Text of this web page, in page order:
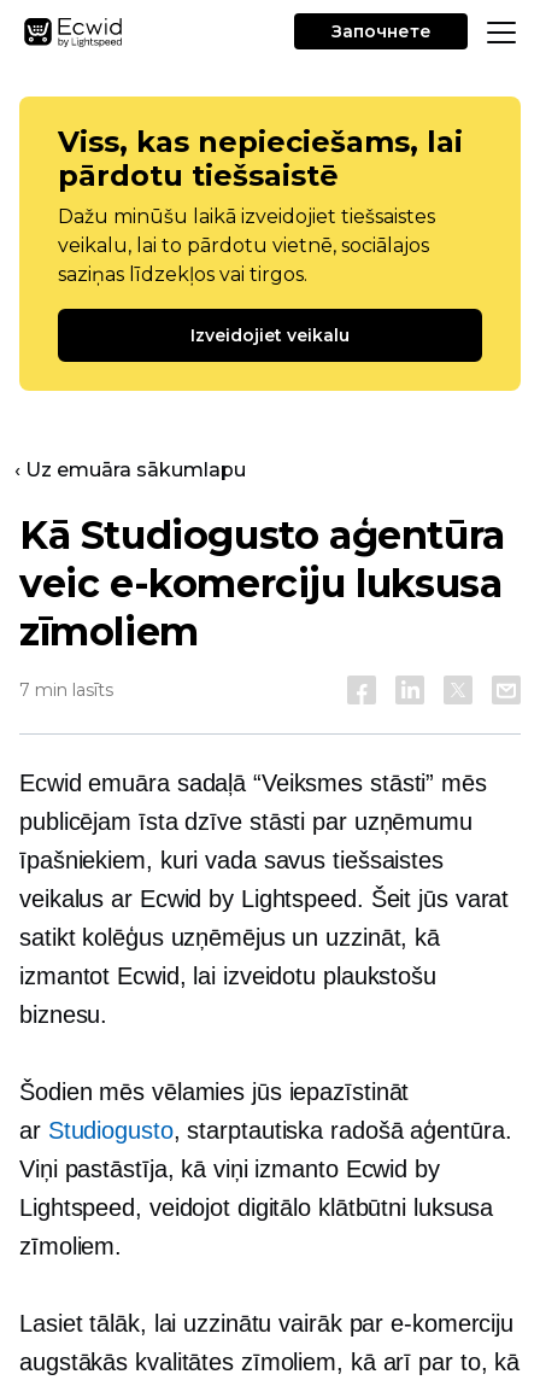
Започнете
Viss, kas nepieciešams, lai
pārdotu tiešsaistē
Dažu minūšu laikā izveidojiet tiešsaistes
veikalu, lai to pārdotu vietnē, sociālajos
saziņas līdzekļos vai tirgos.
Izveidojiet veikalu
‹ Uz emuāra sākumlapu
Kā Studiogusto aģentūra
veic e-komerciju luksusa
zīmoliem
7 min lasīts
Ecwid emuāra sadaļā “Veiksmes stāsti” mēs
publicējam īsta dzīvestāsti par uzņēmumu
īpašniekiem, kuri vada savus tiešsaistes
veikalus ar Ecwid by Lightspeed. Šeit jūs varat
satikt kolēģus uzņēmējus un uzzināt, kā
izmantot Ecwid, lai izveidotu plaukstošu
biznesu.
Šodien mēs vēlamies jūs iepazīstināt
ar Studiogusto, starptautiska radošā aģentūra.
Viņi pastāstīja, kā viņi izmanto Ecwid by
Lightspeed, veidojot digitālo klātbūtni luksusa
zīmoliem.
Lasiet tālāk, lai uzzinātu vairāk par e-komerciju
augstākās kvalitātes zīmoliem, kā arī par to, kā